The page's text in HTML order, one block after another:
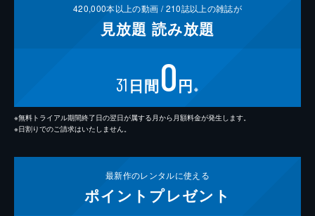
420,000本以上の動画 /210誌以上の雑誌が
見放題 読み放題
31 日間0円 ※
※無料トライアル期間終了日の翌日が属する月から月額料金が発生します。
※日割りでのご請求はいたしません。
最新作のレンタルに使える
ポイント プレゼント